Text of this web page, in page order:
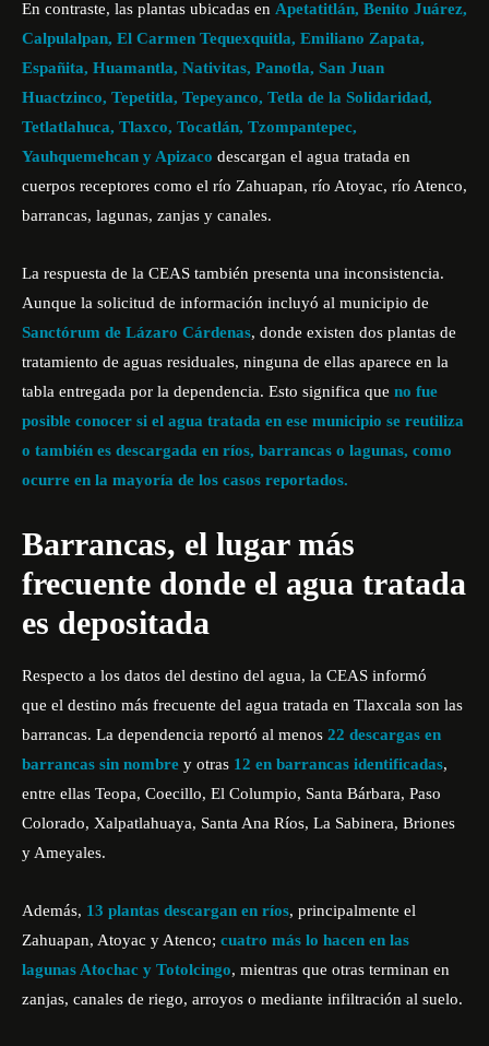
En contraste, las plantas ubicadas en Apetatitlán, Benito Juárez,
Calpulalpan, El Carmen Tequexquitla, Emiliano Zapata,
Españita, Huamantla, Nativitas, Panotla, San Juan
Huactzinco, Tepetitla, Tepeyanco, Tetla de la Solidaridad,
Tetlatlahuca, Tlaxco, Tocatlán, Tzompantepec,
Yauhquemehcan y Apizaco descargan el agua tratada en
cuerpos receptores como el río Zahuapan, río Atoyac, río Atenco,
barrancas, lagunas, zanjas y canales.
La respuesta de la CEAS también presenta una inconsistencia.
Aunque la solicitud de información incluyó al municipio de
Sanctórum de Lázaro Cárdenas, donde existen dos plantas de
tratamiento de aguas residuales, ninguna de ellas aparece en la
tabla entregada por la dependencia. Esto significa que no fue
posible conocer si el agua tratada en ese municipio se reutiliza
o también es descargada en ríos, barrancas o lagunas, como
ocurre en la mayoría de los casos reportados.
Barrancas, el lugar más
frecuente donde el agua tratada
es depositada
Respecto a los datos del destino del agua, la CEAS informó
que el destino más frecuente del agua tratada en Tlaxcala son las
barrancas. La dependencia reportó al menos 22 descargas en
barrancas sin nombre y otras 12 en barrancas identificadas,
entre ellas Teopa, Coecillo, El Columpio, Santa Bárbara, Paso
Colorado, Xalpatlahuaya, Santa Ana Ríos, La Sabinera, Briones
y Ameyales.
Además, 13 plantas descargan en ríos, principalmente el
Zahuapan, Atoyac y Atenco; cuatro más lo hacen en las
lagunas Atochac y Totolcingo, mientras que otras terminan en
zanjas, canales de riego, arroyos o mediante infiltración al suelo.